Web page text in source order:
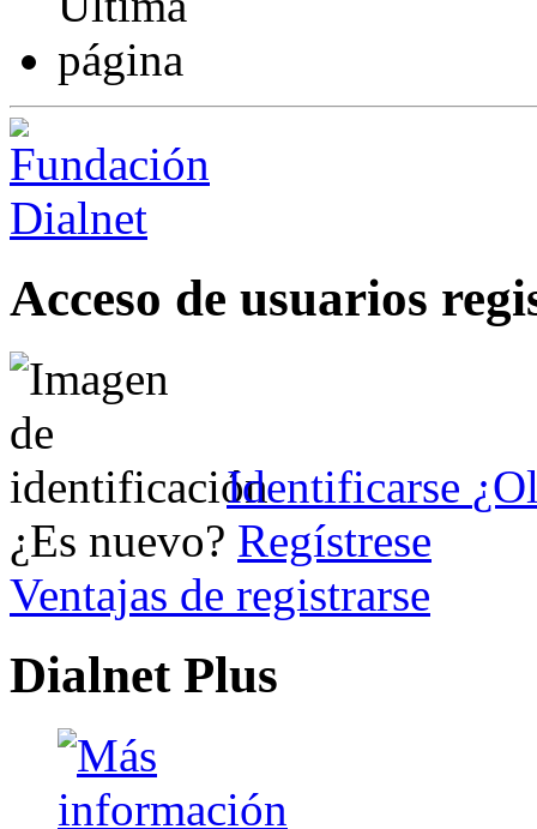
Acceso de usuarios
Identificarse
¿Es nuevo? Regístrese
Ventajas de registrarse
Dialnet Plus